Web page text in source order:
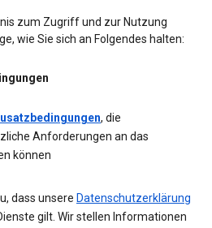
zum Zugriff und zur Nutzung
wie Sie sich an Folgendes halten:
, die
Anforderungen an das
können
dass unsere Datenschutzerklärung
gilt. Wir stellen Informationen